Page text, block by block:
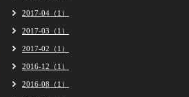
2017-04（1）
2017-03（1）
2017-02（1）
2016-12（1）
2016-08（1）